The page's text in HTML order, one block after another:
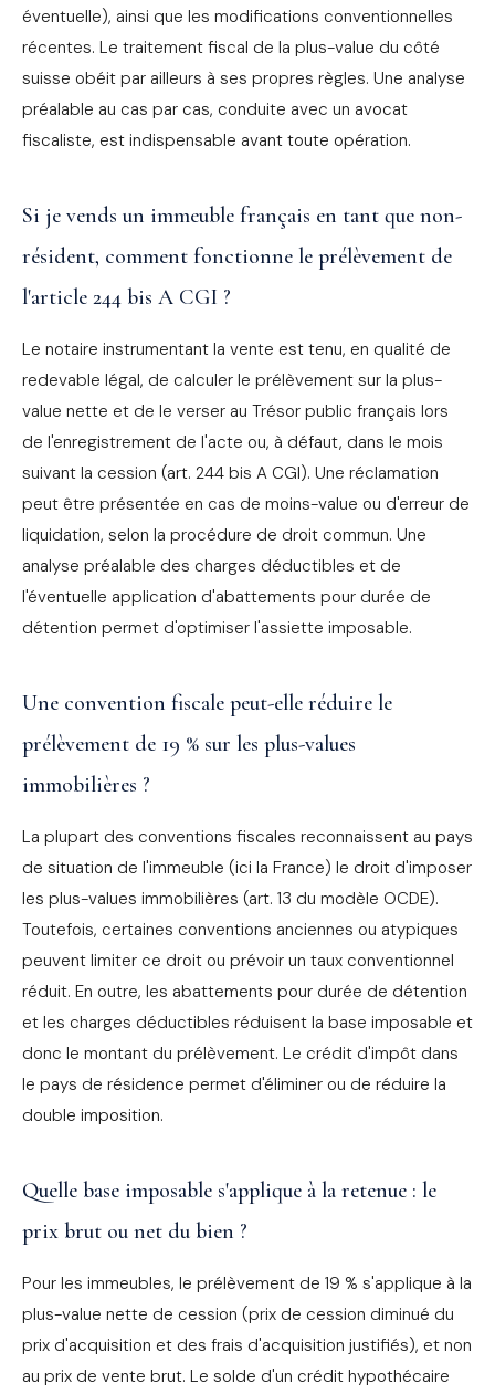
éventuelle), ainsi que les modifications conventionnelles
récentes. Le traitement fiscal de la plus-value du côté
suisse obéit par ailleurs à ses propres règles. Une analyse
préalable au cas par cas, conduite avec un avocat
fiscaliste, est indispensable avant toute opération.
Si je vends un immeuble français en tant que non-
résident, comment fonctionne le prélèvement de
l'article 244 bis A CGI ?
Le notaire instrumentant la vente est tenu, en qualité de
redevable légal, de calculer le prélèvement sur la plus-
value nette et de le verser au Trésor public français lors
de l'enregistrement de l'acte ou, à défaut, dans le mois
suivant la cession (art. 244 bis A CGI). Une réclamation
peut être présentée en cas de moins-value ou d'erreur de
liquidation, selon la procédure de droit commun. Une
analyse préalable des charges déductibles et de
l'éventuelle application d'abattements pour durée de
détention permet d'optimiser l'assiette imposable.
Une convention fiscale peut-elle réduire le
prélèvement de 19 % sur les plus-values
immobilières ?
La plupart des conventions fiscales reconnaissent au pays
de situation de l'immeuble (ici la France) le droit d'imposer
les plus-values immobilières (art. 13 du modèle OCDE).
Toutefois, certaines conventions anciennes ou atypiques
peuvent limiter ce droit ou prévoir un taux conventionnel
réduit. En outre, les abattements pour durée de détention
et les charges déductibles réduisent la base imposable et
donc le montant du prélèvement. Le crédit d'impôt dans
le pays de résidence permet d'éliminer ou de réduire la
double imposition.
Quelle base imposable s'applique à la retenue : le
prix brut ou net du bien ?
Pour les immeubles, le prélèvement de 19 % s'applique à la
plus-value nette de cession (prix de cession diminué du
prix d'acquisition et des frais d'acquisition justifiés), et non
au prix de vente brut. Le solde d'un crédit hypothécaire